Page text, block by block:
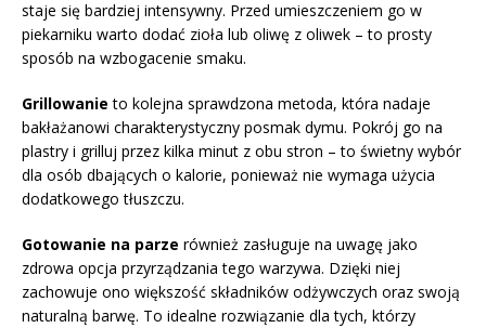
staje się bardziej intensywny. Przed umieszczeniem go w
piekarniku warto dodać zioła lub oliwę z oliwek – to prosty
sposób na wzbogacenie smaku.
Grillowanie to kolejna sprawdzona metoda, która nadaje
bakłażanowi charakterystyczny posmak dymu. Pokrój go na
plastry i grilluj przez kilka minut z obu stron – to świetny wybór
dla osób dbających o kalorie, ponieważ nie wymaga użycia
dodatkowego tłuszczu.
Gotowanie na parze również zasługuje na uwagę jako
zdrowa opcja przyrządzania tego warzywa. Dzięki niej
zachowuje ono większość składników odżywczych oraz swoją
naturalną barwę. To idealne rozwiązanie dla tych, którzy